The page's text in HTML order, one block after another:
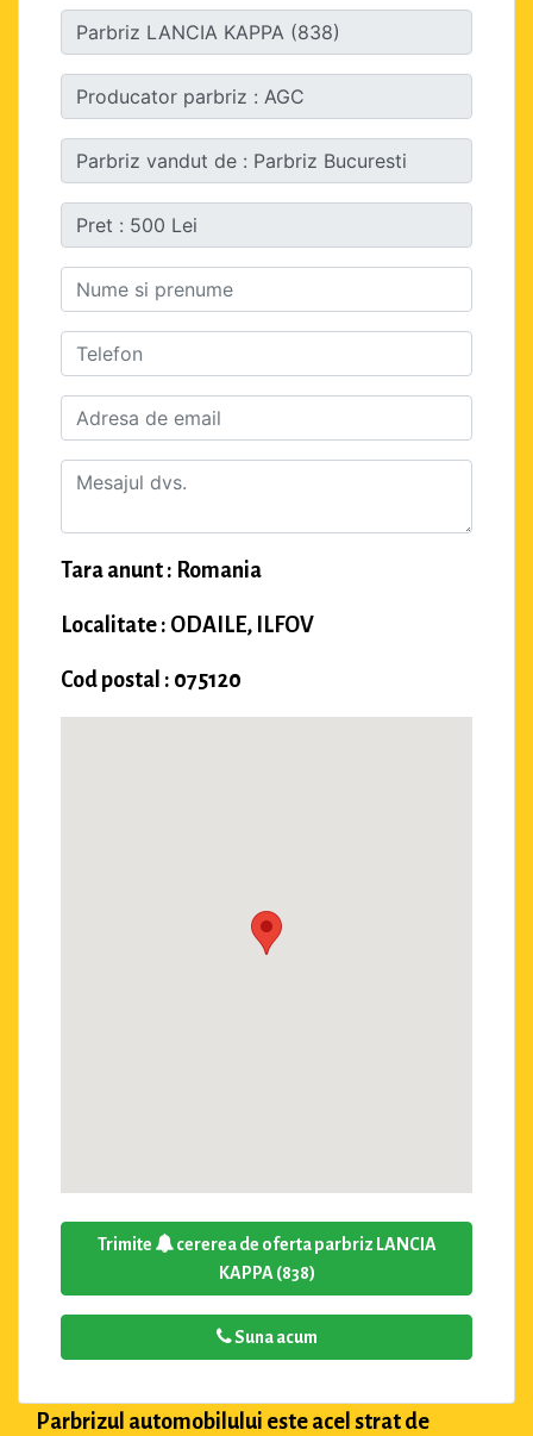
Tara anunt : Romania
Localitate : ODAILE, ILFOV
Cod postal : 075120
Trimite
cererea de oferta parbriz LANCIA
KAPPA (838)
Suna acum
Parbrizul automobilului este acel strat de